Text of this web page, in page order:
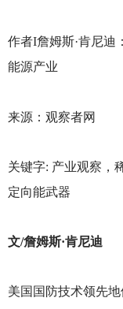
作者I詹姆斯·肯尼迪
能源产业
来源：观察者网
关键字: 产业观察，
定向能武器
文/詹姆斯·肯尼迪
美国国防技术领先